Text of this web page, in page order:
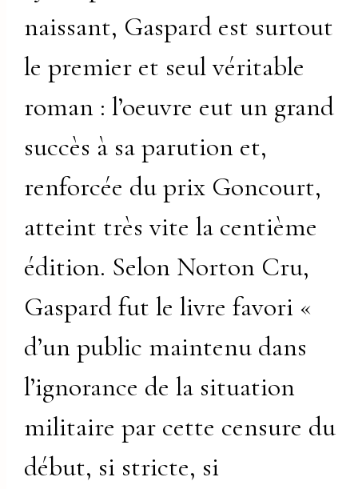
naissant, Gaspard est surtout
le premier et seul véritable
roman : l’oeuvre eut un grand
succès à sa parution et,
renforcée du prix Goncourt,
atteint très vite la centième
édition. Selon Norton Cru,
Gaspard fut le livre favori «
d’un public maintenu dans
l’ignorance de la situation
militaire par cette censure du
début, si stricte, si